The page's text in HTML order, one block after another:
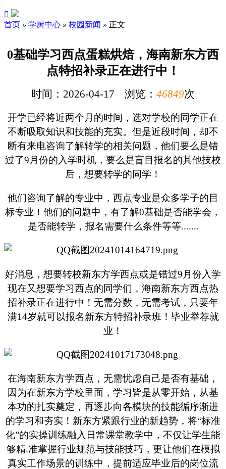

首页 » 学厨中心 » 校园新闻 » 正文
0基础学习西点蛋糕烘焙，海南新东方西
点特招补录正在进行中！
时间：2026-04-17 浏览： 46849次
开学已经将近两个月的时间，选对学校的同学正在
不断吸取知识和技能的充实。但是近段时间，却不
断有来电咨询了解转学的相关问题，他们要么是错
过了9月份的入学时机，要么是盲目报名的其他技校
后，想要转学的同学！
他们咨询了解的专业中，西点专业是众多学子的目
标专业！他们的问题中，有了解0基础是否能学会，
是否能转学，报名需要什么条件等等.......
好消息，想要转校新东方学西点或是错过9月份入学
现在又想要学习西点的同学们，海南新东方西点热
招补录正在进行中！无需分数，无需考试，只要年
满14岁就可以报名新东方特招补录班！毕业举荐就
业！
在海南新东方学西点，无需忧虑自己是否有基础，
因为在新东方学校里面，学习皆是从零开始，从基
本功的扎实奠定，再逐步向各模块的技能循序渐进
的学习和夯实！新东方紧跟行业的新趋势，将“标准
化”的实操训练融入日常课堂教学中，不仅让学生能
够精.准掌握行业规范与技能技巧，更让他们在模拟
真实工作场景的训练中，提前适应毕业后的岗位流